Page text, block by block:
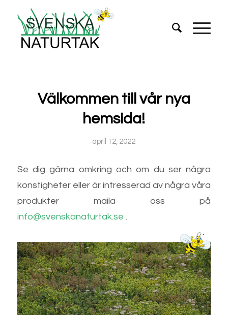
Välkommen till vår nya
hemsida!
april 12, 2022
Se dig gärna omkring och om du ser några
konstigheter eller är intresserad av några våra
produkter maila oss på
info@svenskanaturtak.se .